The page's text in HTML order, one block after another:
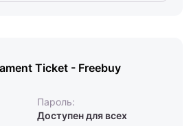
Ticket - Freebuy
Пароль:
Доступен для всех